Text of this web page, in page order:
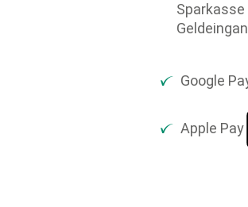
Google
Apple Pay